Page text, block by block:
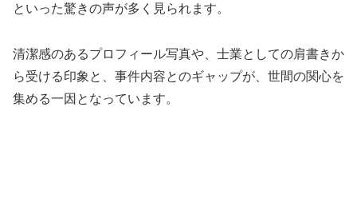
といった驚きの声が多く見られます。
清潔感のあるプロフィール写真や、士業としての肩書きか
ら受ける印象と、事件内容とのギャップが、世間の関心を
集める一因となっています。